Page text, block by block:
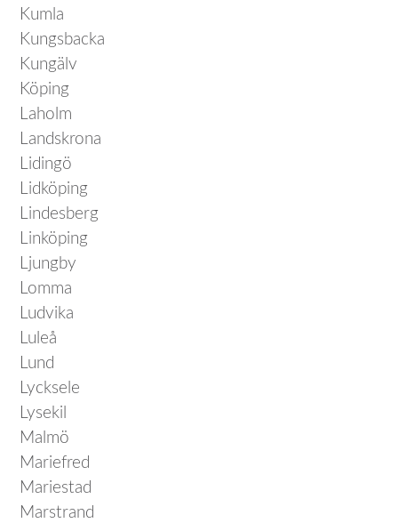
Kumla
Kungsbacka
Kungälv
Köping
Laholm
Landskrona
Lidingö
Lidköping
Lindesberg
Linköping
Ljungby
Lomma
Ludvika
Luleå
Lund
Lycksele
Lysekil
Malmö
Mariefred
Mariestad
Marstrand